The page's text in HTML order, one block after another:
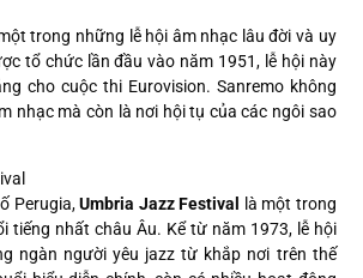
trong những lễ hội âm nhạc lâu đời và uy
tổ chức lần đầu vào năm 1951, lễ hội này
cho cuộc thi Eurovision. Sanremo không
nhạc mà còn là nơi hội tụ của các ngôi sao
Perugia,Umbria Jazz Festival
là một trong
tiếng nhất châu Âu. Kể từ năm 1973, lễ hội
ngàn người yêu jazz từ khắp nơi trên thế